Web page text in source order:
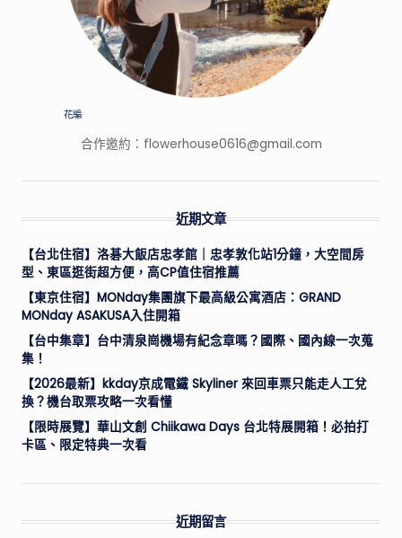
花編
合作邀約： flowerhouse0616@gmail.com
近期文章
【台北住宿】洛碁大飯店忠孝館｜忠孝敦化站1分鐘，大空間房
型、東區逛街超方便，高CP值住宿推薦
【東京住宿】MONday集團旗下最高級公寓酒店：GRAND
MONday ASAKUSA入住開箱
【台中集章】台中清泉崗機場有紀念章嗎？國際、國內線一次蒐
集！
【2026最新】kkday京成電鐵 Skyliner 來回車票只能走人工兌
換？機台取票攻略一次看懂
【限時展覽】華山文創 Chiikawa Days 台北特展開箱！必拍打
卡區、限定特典一次看
近期留言